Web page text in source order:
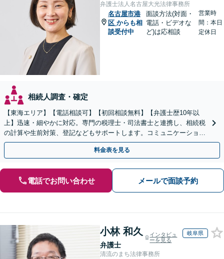
弁護士法人名古屋大光法律事務所
名古屋市港
区 からも相
談受付中
面談方法(対面・
電話・ビデオな
ど)は応相談
営業時
間：本日
定休日
相続人調査・確定
【東海エリア】【電話相談可】【初回相談無料】【弁護士歴10年以
上】迅速・細やかに対応。専門の税理士・司法書士と連携し、相続税
の計算や生前対策、登記などもサポートします。コミュニケーション
を大事にし、より納得できる解決を目指します。
料金表を見る
電話でお問い合わせ メールで面談予約
小林 和久
弁護士
インタビュ
ーを見る
岐阜県
清流のまち法律事務所